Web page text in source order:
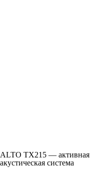
ALTO TX215 — активная
акустическая система